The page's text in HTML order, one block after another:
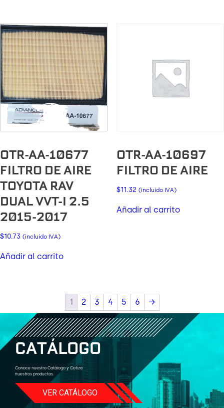
OTR-AA-10677
FILTRO DE AIRE
TOYOTA RAV
DUAL VVT-I 2.5
2015-2017
$10.73 (incluido IVA)
Añadir al carrito
OTR-AA-10697
FILTRO DE AIRE
$11.32 (incluido IVA)
Añadir al carrito
1 2 3 4 5 6 →
CATÁLOGO
Conoce nuestro Catálogo y Cotiza
nuestros productos.
VER CATÁLOGO